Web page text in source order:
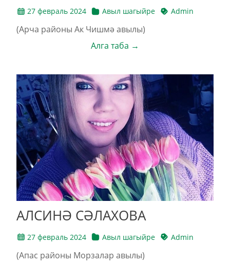
27 февраль 2024 Авыл шагыйре Admin
(Арча районы Ак Чишмә авылы)
Алга таба →
АЛСИНӘ СӘЛАХОВА
27 февраль 2024 Авыл шагыйре Admin
(Апас районы Морзалар авылы)